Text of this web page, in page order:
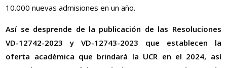
10.000 nuevas admisiones en un año.
Así se desprende de la publicación de las Resoluciones
VD-12742-2023 y VD-12743-2023 que establecen la
oferta académica que brindará la UCR en el 2024, así